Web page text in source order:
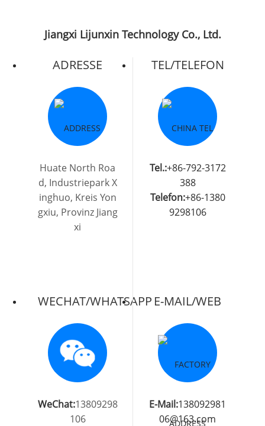
Jiangxi Lijunxin Technology Co., Ltd.
ADRESSE
Huate North Roa
d, Industriepark X
inghuo, Kreis Yon
gxiu, Provinz Jiang
xi
TEL/TELEFON
Tel.:+86-792-3172
388
Telefon:+86-1380
9298106
WECHAT/WHATSAPP
WeChat:13809298
106
E-MAIL/WEB
E-Mail:138092981
06@163.com